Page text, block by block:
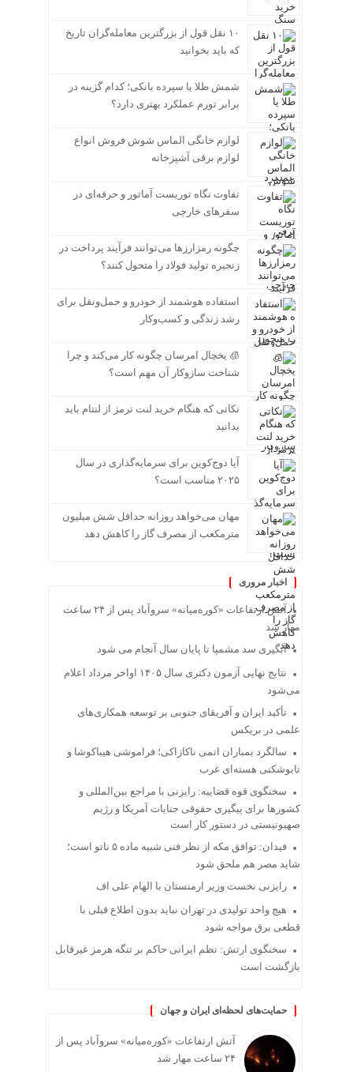
۱۰ نقل قول از بزرگترین معامله‌گران تاریخ
که باید بخوانید
شمش طلا یا سپرده بانکی؛ کدام گزینه در
برابر تورم عملکرد بهتری دارد؟
لوازم خانگی الماس شوش فروش انواع
لوازم برقی آشپزخانه
تفاوت نگاه توریست آماتور و حرفه‌ای در
سفرهای خارجی
چگونه رمزارزها می‌توانند فرآیند پرداخت در
زنجیره تولید فولاد را متحول کنند؟
استفاده هوشمند از خودرو و حمل‌ونقل برای
رشد زندگی و کسب‌وکار
🧊 یخچال امرسان چگونه کار می‌کند و چرا
شناخت سازوکار آن مهم است؟
نکاتی که هنگام خرید لنت ترمز از لنتام باید
بدانید
آیا دوج‌کوین برای سرمایه‌گذاری در سال
۲۰۲۵ مناسب است؟
مهان می‌خواهد روزانه حداقل شش میلیون
مترمکعب از مصرف گاز را کاهش دهد
اخبار مروری
آتش ارتفاعات «کوره‌میانه» سروآباد پس از ۲۴ ساعت
مهار شد
آبگیری سد مشمپا تا پایان سال آنجام می شود
نتایج نهایی آزمون دکتری سال ۱۴۰۵ اواخر مرداد اعلام
می‌شود
تأکید ایران و آفریقای جنوبی بر توسعه همکاری‌های
علمی در بریکس
سالگرد بمباران اتمی ناکازاکی؛ فراموشی هیباکوشا و
تابوشکنی هسته‌ای غرب
سخنگوی قوه قضاییه: رایزنی‌ با مراجع بین‌المللی و
کشور‌ها برای پیگیری حقوقی جنایات آمریکا و رژیم
صهیونیستی در دستور کار است
فیدان: توافق مکه از نظر فنی شبیه ماده ۵ ناتو است؛
شاید مصر هم ملحق شود
رایزنی نخست وزیر ارمنستان با الهام علی اف
هیچ واحد تولیدی در تهران نباید بدون اطلاع قبلی با
قطعی برق مواجه شود
سخنگوی ارتش: نظم ایرانی حاکم بر تنگه هرمز غیرقابل
بازگشت است
حمایت‌های لحظه‌ای ایران و جهان
آتش ارتفاعات «کوره‌میانه» سروآباد پس از
۲۴ ساعت مهار شد